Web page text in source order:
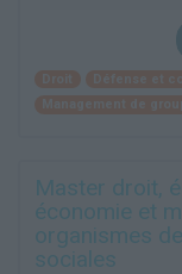
Master droit,
économie et
organismes
sociales